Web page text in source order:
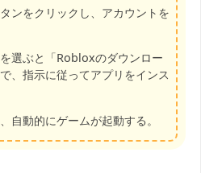
ンをクリックし、アカウントを
選ぶと「Robloxのダウンロー
、指示に従ってアプリをインス
自動的にゲームが起動する。